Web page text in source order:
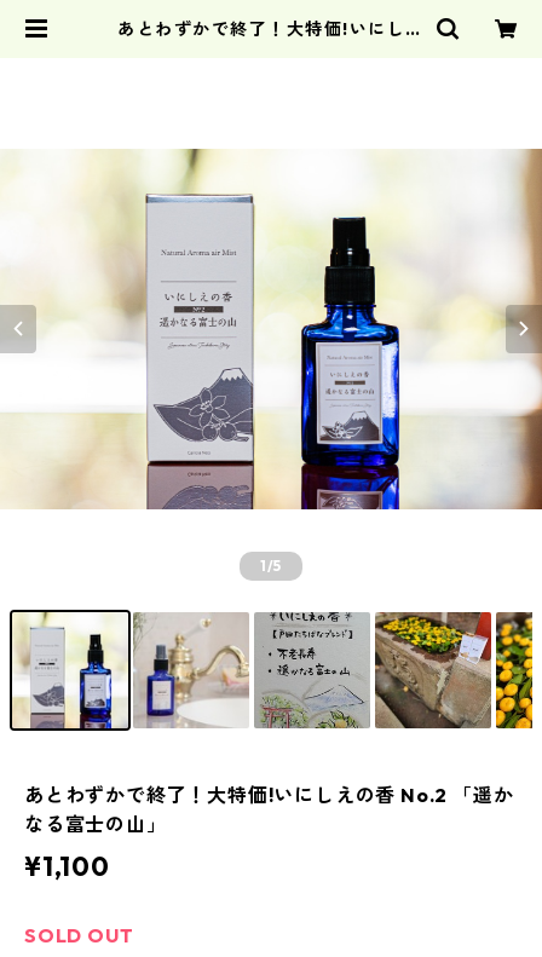
あとわずかで終了！大特価!いにしえ
1/5
あとわずかで終了！大特価!いにしえの香 No.2 「遥か
なる富士の山」
¥1,100
SOLD OUT